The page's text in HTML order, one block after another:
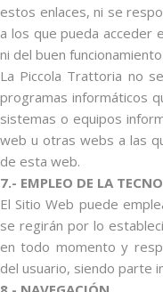
estos enlaces, ni se
a los que pueda acceder
ni del buen
La Piccola Trattoria no
programas informáticos
sistemas o equipos
web u otras webs a las
de esta web.
7.- EMPLEO DE LA
El Sitio Web puede
se regirán por lo
en todo momento y
del usuario, siendo parte